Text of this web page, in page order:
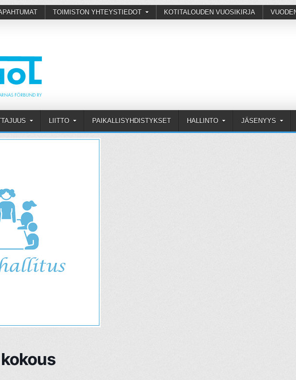
TOIMISTON YHTEYSTIEDOT KOTITALOUDEN VUOSIKIRJA
LIITTO PAIKALLISYHDISTYKSET HALLINTO JÄSENYYS